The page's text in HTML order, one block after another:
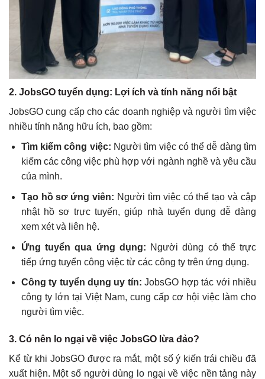
2. JobsGO tuyển dụng: Lợi ích và tính năng nổi bật
JobsGO cung cấp cho các doanh nghiệp và người tìm việc
nhiều tính năng hữu ích, bao gồm:
Tìm kiếm công việc: Người tìm việc có thể dễ dàng tìm
kiếm các công việc phù hợp với ngành nghề và yêu cầu
của mình.
Tạo hồ sơ ứng viên: Người tìm việc có thể tạo và cập
nhật hồ sơ trực tuyến, giúp nhà tuyển dụng dễ dàng
xem xét và liên hệ.
Ứng tuyển qua ứng dụng: Người dùng có thể trực
tiếp ứng tuyển công việc từ các công ty trên ứng dụng.
Công ty tuyển dụng uy tín: JobsGO hợp tác với nhiều
công ty lớn tại Việt Nam, cung cấp cơ hội việc làm cho
người tìm việc.
3. Có nên lo ngại về việc JobsGO lừa đảo?
Kể từ khi JobsGO được ra mắt, một số ý kiến trái chiều đã
xuất hiện. Một số người dùng lo ngại về việc nền tảng này